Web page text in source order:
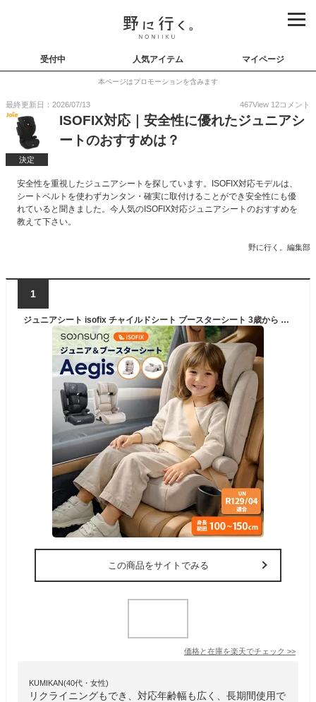
受付中 人気アイテム マイページ
本ページはプロモーションを含みます
最終更新日：2026/07/13 467View 12コメント
決定
ISOFIX対応｜安全性に優れたジュニアシ
ートのおすすめは？
安全性を重視したジュニアシートを探しています。ISOFIX対応モデルは、
シートベルトを使わずカンタン・確実に取付けることができ安全性にも優
れていると聞きました。今人気のISOFIX対応ジュニアシートのおすすめを
教えて下さい。
野に行く。編集部
1
ジュニアシート isofix チャイルドシート ブースターシート 3歳から 12歳まで 100cm〜150cm R129 取り付け簡単 キッズ 子供 車 カー用品 安全基準合格品 軽量 車 キッズシート カーシート リクライニング 長く使える isofix対応 SOONSUNG スンソン Aegis
この商品をサイトでみる
価格と在庫を楽天でチェック >>
KUMIKAN(40代・女性)
リクライニングもでき、対応年齢幅も広く、長期間使用で